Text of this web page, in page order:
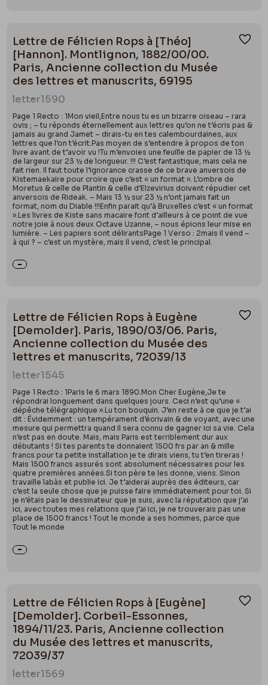
Lettre de Félicien Rops à [Théo]
[Hannon]. Montlignon, 1882/00/00.
Paris, Ancienne collection du Musée
des lettres et manuscrits, 69195
letter1590
Page 1 Recto : 1Mon vieil,Entre nous tu es un bizarre oiseau – rara
ovis ; – tu réponds éternellement aux lettres qu’on ne t’écris pas &
jamais au grand Jamet – dirais-tu en tes calembourdaines, aux
lettres que l’on t’écrit.Pas moyen de s’entendre à propos de ton
livre avant de t’avoir vu !Tu m’envoies une feuille de papier de 13 ½
de largeur sur 23 ½ de longueur. !!! C’est fantastique, mais cela ne
fait rien. Il faut toute l’ignorance crasse de ce brave anversois de
Kistemaekaire pour croire que c’est « un format ». L’ombre de
Moretus & celle de Plantin & celle d’Elzevirius doivent répudier cet
anversois de Rideak. – Mais 13 ½ sur 23 ½ n’ont jamais fait un
format, nom du Diable !!!Enfin parait qu’à Bruxelles c’est « un format
».Les livres de Kiste sans macaire font d’ailleurs à ce point de vue
notre joie à nous deux Octave Uzanne, – nous épions leur mise en
lumière. – Les papiers sont délirantsPage 1 Verso : 2mais il vend –
à qui ? – c’est un mystère, mais il vend, c’est le principal.
Lettre de Félicien Rops à Eugène
[Demolder]. Paris, 1890/03/06. Paris,
Ancienne collection du Musée des
lettres et manuscrits, 72039/13
letter1545
Page 1 Recto : 1Paris le 6 mars 1890.Mon Cher Eugène,Je te
répondrai longuement dans quelques jours. Ceci n’est qu’une «
dépêche télégraphique ».Lu ton bouquin. J’en reste à ce que je t’ai
dit : Évidemment : un tempérament d’écrivain & de voyant, avec une
mesure qui permettra quand il sera connu de gagner ici sa vie. Cela
n’est pas en doute. Mais, mais Paris est terriblement dur aux
débutants ! Si tes parents te donnaient 1500 frs par an & mille
francs pour ta petite installation je te dirais viens, tu t’en tireras !
Mais 1500 francs assurés sont absolument nécessaires pour les
quatre premières années.Si ton père te les donne, viens. Sinon
travaille labàs et publie ici. Je t’aiderai auprès des éditeurs, car
c’est la seule chose que je puisse faire immédiatement pour toi. Si
je n’étais pas le dessinateur que je suis, avec la réputation que j’ai
ici, avec toutes mes relations que j’ai ici, je ne trouverais pas une
place de 1500 francs ! Tout le monde a ses hommes, parce que
Tout le monde
Lettre de Félicien Rops à [Eugène]
[Demolder]. Corbeil-Essonnes,
1894/11/23. Paris, Ancienne collection
du Musée des lettres et manuscrits,
72039/37
letter1569